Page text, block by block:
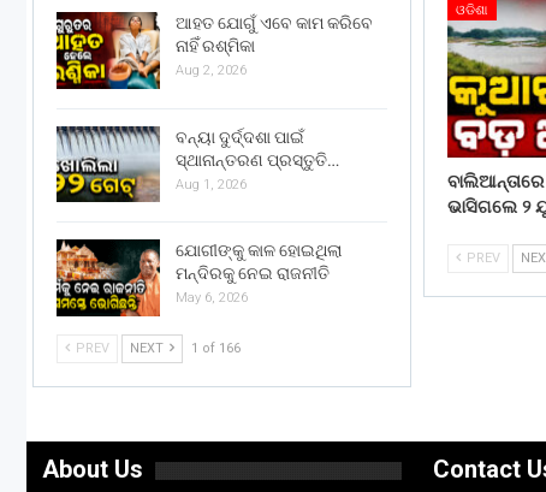
ଓଡିଶା
ଭାସିଗଲେ ୨
PREV
ଆହତ ଯୋଗୁଁ ଏବେ କାମ କରିବେ
ନାହିଁ ରଶ୍ମିକା
Aug 2, 2026
ବନ୍ୟା ଦୁର୍ଦ୍ଦଶା ପାଇଁ
ସ୍ଥାନାନ୍ତରଣ ପ୍ରସ୍ତୁତି…
Aug 1, 2026
ଯୋଗୀଙ୍କୁ କାଳ ହୋଇଥିଲା
ମନ୍ଦିରକୁ ନେଇ ରାଜନୀତି
May 6, 2026
PREV NEXT 1 of 166
About Us Contact